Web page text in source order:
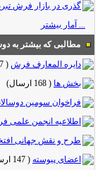
گذری در بازار فرش تبریز
... آمار بیشتر
مطالبی که بیشتر به
دایره المعارف فرش( 177 ارسال
بخش ها (168 ارسال
)
فراخوان سومین
اطلاعیه انجمن علمی فرش
طرح و نقش جهانی
اعضای پیوسته(147 ارسال